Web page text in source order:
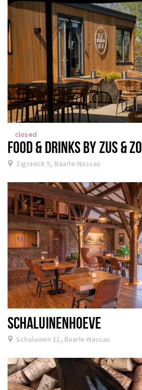
closed
FOOD & DRINKS BY ZUS & ZO
Zigraeck 5, Baarle-Nassau
SCHALUINENHOEVE
Schaluinen 11, Baarle-Nassau